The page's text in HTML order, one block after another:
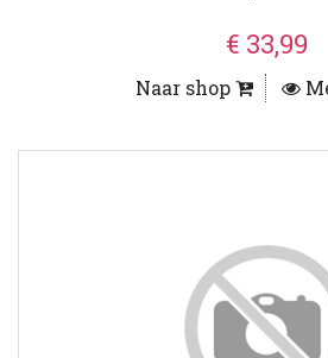
€ 33,99
Naar shop